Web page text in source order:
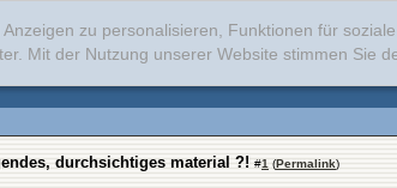
zu personalisieren, Funktionen für
Mit der Nutzung unserer Website stimmen Sie
durchsichtiges material ?! #1 (Permalink)